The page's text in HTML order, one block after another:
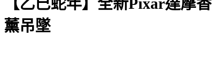
【乙巳蛇年】全新Pixar達摩香
薰吊墜